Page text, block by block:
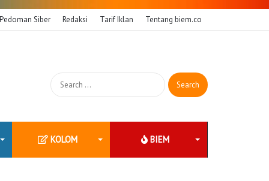
Pedoman Siber Redaksi Tarif Iklan Tentang biem.co
Search
for:
KOLOM BIEM